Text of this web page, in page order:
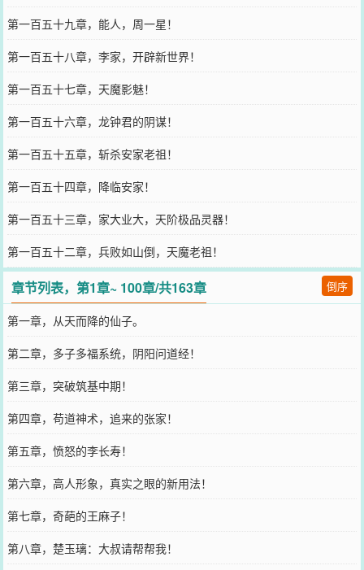
第一百五十九章，能人，周一星！
第一百五十八章，李家，开辟新世界！
第一百五十七章，天魔影魅！
第一百五十六章，龙钟君的阴谋！
第一百五十五章，斩杀安家老祖！
第一百五十四章，降临安家！
第一百五十三章，家大业大，天阶极品灵器！
第一百五十二章，兵败如山倒，天魔老祖！
章节列表，第1章~ 100章/共163章 倒序
第一章，从天而降的仙子。
第二章，多子多福系统，阴阳问道经！
第三章，突破筑基中期！
第四章，苟道神术，追来的张家！
第五章，愤怒的李长寿！
第六章，高人形象，真实之眼的新用法！
第七章，奇葩的王麻子！
第八章，楚玉璃：大叔请帮帮我！